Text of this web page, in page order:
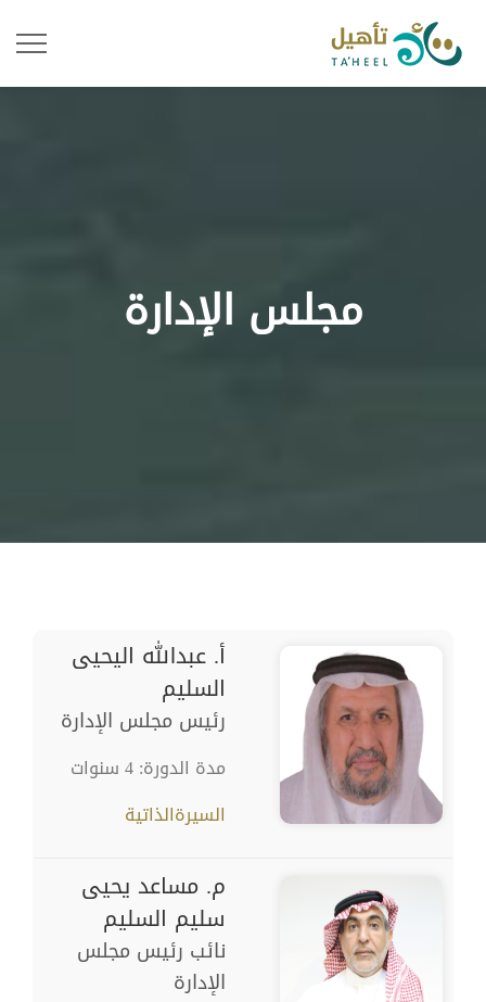
مجلس الإدارة
أ. عبدالله اليحيى
السليم
رئيس مجلس الإدارة
مدة الدورة: 4 سنوات
السيرةالذاتية
م. مساعد يحيى
سليم السليم
نائب رئيس مجلس
الإدارة